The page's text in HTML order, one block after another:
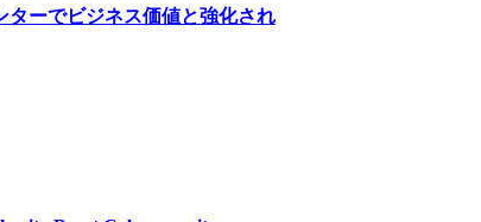
ターでビジネス価値と強化され